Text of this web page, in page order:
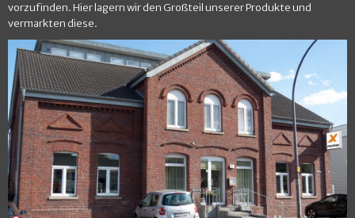
vorzufinden. Hier lagern wir den Großteil unserer Produkte und
vermarkten diese.